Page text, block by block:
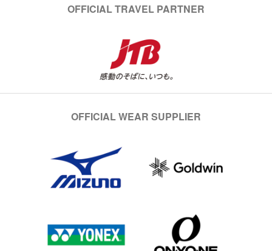
OFFICIAL TRAVEL PARTNER
OFFICIAL WEAR SUPPLIER